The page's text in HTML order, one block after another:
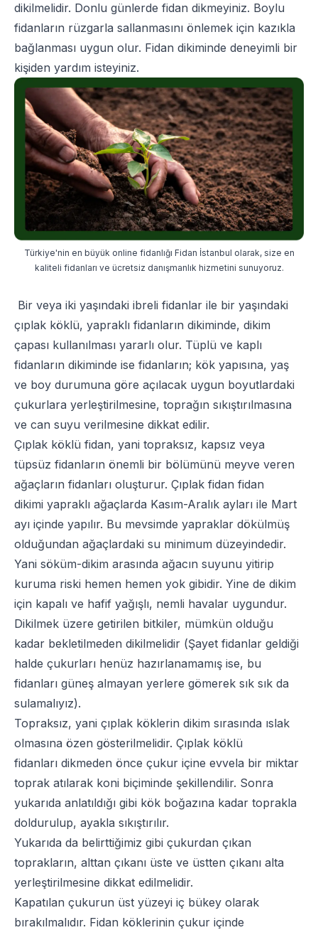
dikilmelidir. Donlu günlerde fidan dikmeyiniz. Boylu
fidanların rüzgarla sallanmasını önlemek için kazıkla
bağlanması uygun olur. Fidan dikiminde deneyimli bir
kişiden yardım isteyiniz.
Türkiye'nin en büyük online fidanlığı Fidan İstanbul olarak, size en
kaliteli fidanları ve ücretsiz danışmanlık hizmetini sunuyoruz.
Bir veya iki yaşındaki ibreli fidanlar ile bir yaşındaki
çıplak köklü, yapraklı fidanların dikiminde, dikim
çapası kullanılması yararlı olur. Tüplü ve kaplı
fidanların dikiminde ise fidanların; kök yapısına, yaş
ve boy durumuna göre açılacak uygun boyutlardaki
çukurlara yerleştirilmesine, toprağın sıkıştırılmasına
ve can suyu verilmesine dikkat edilir.
Çıplak köklü fidan, yani topraksız, kapsız veya
tüpsüz fidanların önemli bir bölümünü meyve veren
ağaçların fidanları oluşturur. Çıplak fidan fidan
dikimi yapraklı ağaçlarda Kasım-Aralık ayları ile Mart
ayı içinde yapılır. Bu mevsimde yapraklar dökülmüş
olduğundan ağaçlardaki su minimum düzeyindedir.
Yani söküm-dikim arasında ağacın suyunu yitirip
kuruma riski hemen hemen yok gibidir. Yine de dikim
için kapalı ve hafif yağışlı, nemli havalar uygundur.
Dikilmek üzere getirilen bitkiler, mümkün olduğu
kadar bekletilmeden dikilmelidir (Şayet fidanlar geldiği
halde çukurları henüz hazırlanamamış ise, bu
fidanları güneş almayan yerlere gömerek sık sık da
sulamalıyız).
Topraksız, yani çıplak köklerin dikim sırasında ıslak
olmasına özen gösterilmelidir. Çıplak köklü
fidanları dikmeden önce çukur içine evvela bir miktar
toprak atılarak koni biçiminde şekillendilir. Sonra
yukarıda anlatıldığı gibi kök boğazına kadar toprakla
doldurulup, ayakla sıkıştırılır.
Yukarıda da belirttiğimiz gibi çukurdan çıkan
toprakların, alttan çıkanı üste ve üstten çıkanı alta
yerleştirilmesine dikkat edilmelidir.
Kapatılan çukurun üst yüzeyi iç bükey olarak
bırakılmalıdır. Fidan köklerinin çukur içinde